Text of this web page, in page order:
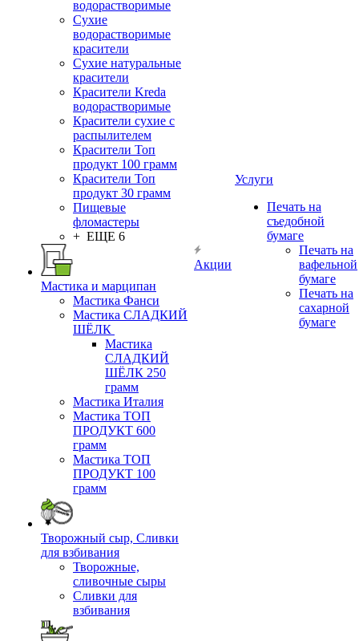
водорастворимые
Сухие
водорастворимые
красители
Сухие натуральные
красители
Красители Kreda
водорастворимые
Красители сухие с
распылителем
Красители Топ
продукт 100 грамм
Красители Топ
продукт 30 грамм
Пищевые
фломастеры
+ ЕЩЕ 6
Мастика и марципан
Мастика Фанси
Мастика СЛАДКИЙ
ШЁЛК
Мастика
СЛАДКИЙ
ШЁЛК 250
грамм
Мастика Италия
Мастика ТОП
ПРОДУКТ 600
грамм
Мастика ТОП
ПРОДУКТ 100
грамм
Творожный сыр, Сливки
для взбивания
Творожные,
сливочные сыры
Сливки для
взбивания
Акции
Услуги
Печать на
съедобной
бумаге
Печать на
вафельной
бумаге
Печать на
сахарной
бумаге